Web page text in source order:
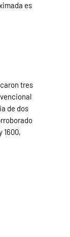
es
tres
de dos
1600,